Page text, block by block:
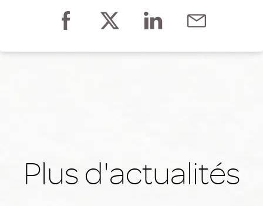
Plus d'actualités